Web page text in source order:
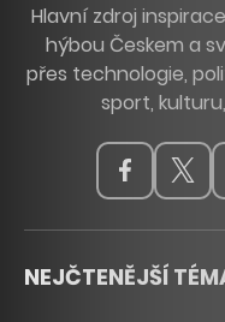
Hlavní zdroj
hýbou Českem a
přes technologie,
sport,
NEJČTENĚJŠÍ